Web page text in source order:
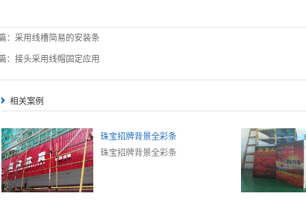
： 采用线槽简易的安装条
： 接头采用线帽固定应用
相关案例
珠宝招牌背景全彩条
珠宝招牌背景全彩条